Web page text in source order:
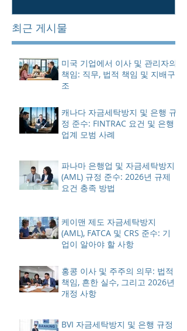
최근 게시물
미국 기업에서 이사 및 관리자의
책임: 직무, 법적 책임 및 지배구
조
캐나다 자금세탁방지 및 은행 규
정 준수: FINTRAC 요건 및 은행
업계 모범 사례
파나마 은행업 및 자금세탁방지
(AML) 규정 준수: 2026년 규제
요건 충족 방법
케이맨 제도 자금세탁방지
(AML), FATCA 및 CRS 준수: 기
업이 알아야 할 사항
홍콩 이사 및 주주의 의무: 법적
책임, 흔한 실수, 그리고 2026년
개정 사항
BVI 자금세탁방지 및 은행 규정